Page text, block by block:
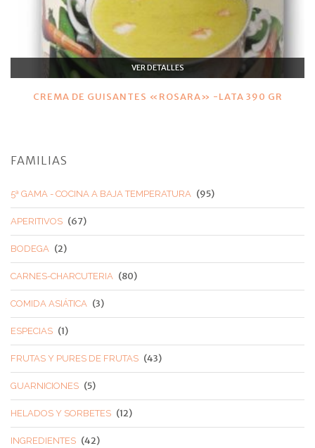
VER DETALLES
CREMA DE GUISANTES «ROSARA» -LATA 390 GR
FAMILIAS
5ª GAMA - COCINA A BAJA TEMPERATURA (95)
APERITIVOS (67)
BODEGA (2)
CARNES-CHARCUTERIA (80)
COMIDA ASIÁTICA (3)
ESPECIAS (1)
FRUTAS Y PURES DE FRUTAS (43)
GUARNICIONES (5)
HELADOS Y SORBETES (12)
INGREDIENTES (42)